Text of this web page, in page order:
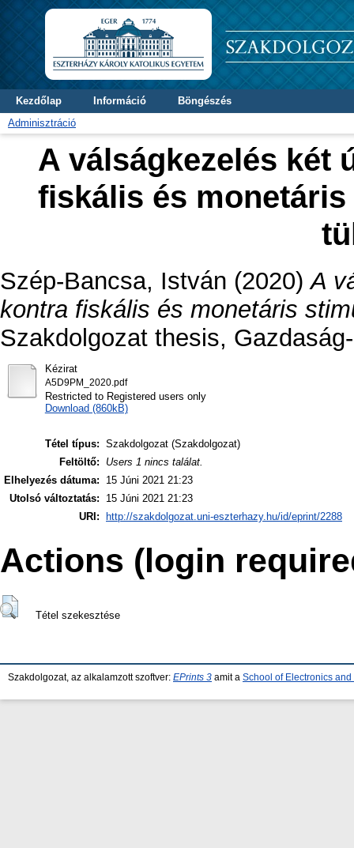
Kezdőlap Információ
Böngészés
Adminisztráció
A válságkezelés két
fiskális és
Szép-Bancsa, István (2020)A
kontra fiskális és monetáris
Szakdolgozat thesis,
Kézirat
A5D9PM_2020.pdf
Restricted to Registered users only
Download (860kB)
Tétel típus: Szakdolgozat (Szakdolgozat)
Feltöltő:
Users 1 nincs találat.
Elhelyezés dátuma:
15 Júni 2021 21:23
Utolsó változtatás:
15 Júni 2021 21:23
URI:
http://szakdolgozat.uni-eszterhazy.hu/id/eprint/2288
Actions (login
Tétel szekesztése
Szakdolgozat, az alkalamzott szoftver: EPrints 3 amit a School of Electronics